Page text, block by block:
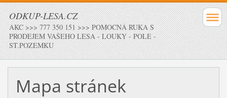
ODKUP-LESA.CZ
AKC >>> 777 350 151 >>> POMOCNÁ RUKA S
PRODEJEM VAŠEHO LESA - LOUKY - POLE -
ST.POZEMKU
Mapa stránek